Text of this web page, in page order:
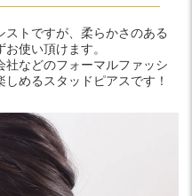
トですが、柔らかさのある
使い頂けます。
社などのフォーマルファッシ
めるスタッドピアスです！